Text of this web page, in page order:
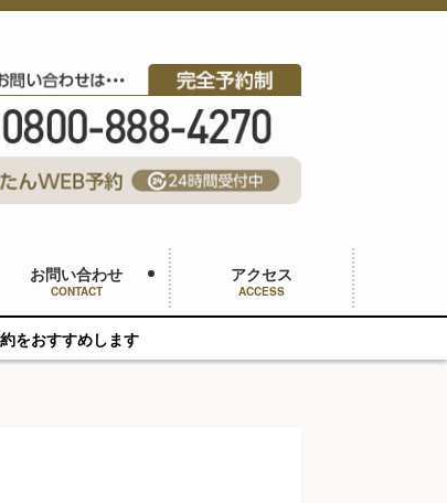
お問い合わせ
CONTACT
アクセス
ACCESS